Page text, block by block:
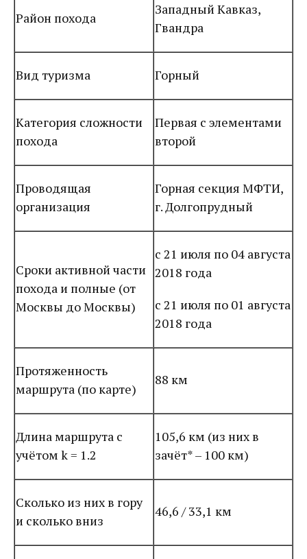
Район похода
Западный Кавказ,
Гвандра
Вид туризма Горный
Категория сложности
похода
Первая с элементами
второй
Проводящая
организация
Горная секция МФТИ,
г. Долгопрудный
Сроки активной части
похода и полные (от
Москвы до Москвы)
с 21 июля по 04 августа
2018 года
с 21 июля по 01 августа
2018 года
Протяженность
маршрута (по карте)
88 км
Длина маршрута с
учётом k = 1.2
105,6 км (из них в
зачёт* – 100 км)
Сколько из них в гору
и сколько вниз
46,6 / 33,1 км